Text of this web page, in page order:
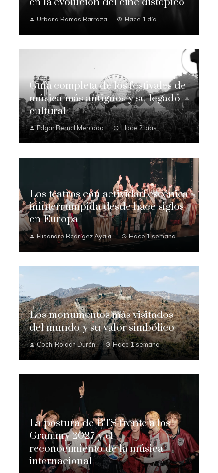
en la evolución del cine distópico
Urbana Ramos Barraza Hace 1 día
Guía completa de los festivales de
música más antiguos y su legado
cultural
Edgar Bernal Mercado Hace 2 días
Los teatros con actividad escénica
ininterrumpida desde hace siglos
en Europa
Elisandro Rodrígez Ayala Hace 1 semana
Los monumentos más visitados
del mundo y su valor simbólico
Cochi Roldán Durán Hace 1 semana
La postura de BTS frente a los
Grammy 2027 y el
reconocimiento de la música
internacional